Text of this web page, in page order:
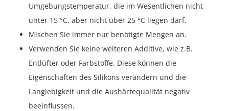
Umgebungstemperatur, die im Wesentlichen nicht
unter 15 °C, aber nicht über 25 °C liegen darf.
Mischen Sie immer nur benötigte Mengen an.
Verwenden Sie keine weiteren Additive, wie z.B.
Entlüfter oder Farbstoffe. Diese können die
Eigenschaften des Silikons verändern und die
Langlebigkeit und die Aushärtequalität negativ
beeinflussen.